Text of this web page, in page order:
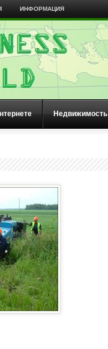
ИНФОРМАЦИЯ
Недвижимость